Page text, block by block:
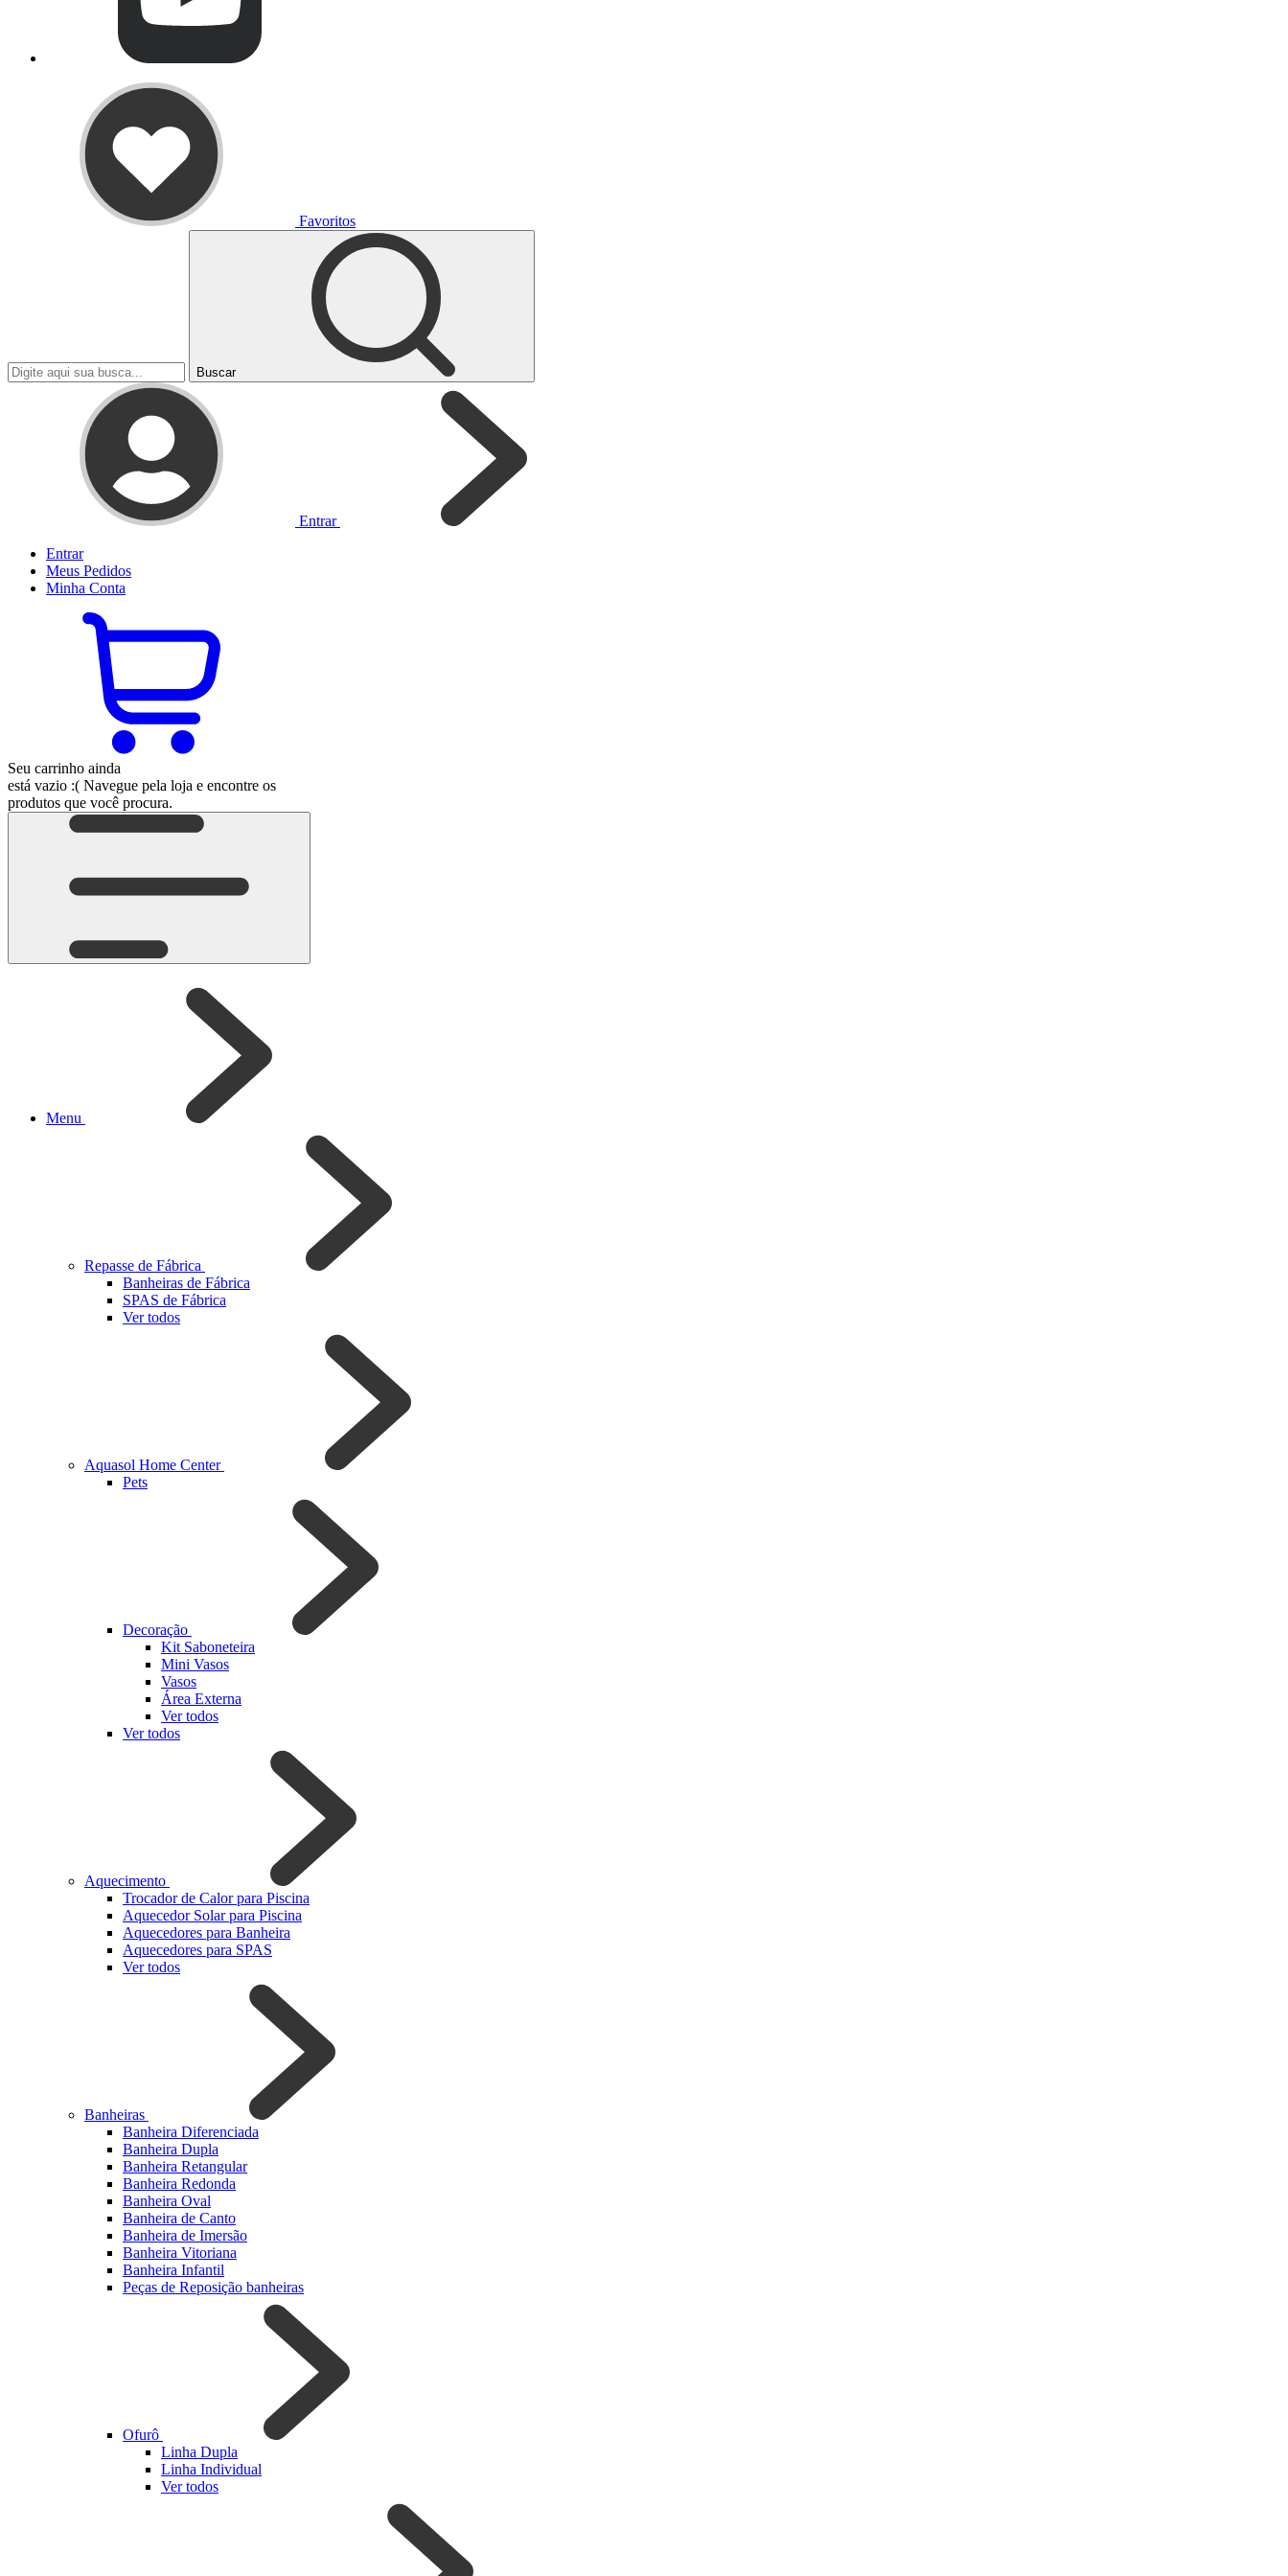
Favoritos
Buscar
Entrar
Entrar
Meus Pedidos
Minha Conta
Seu carrinho ainda
está vazio :( Navegue pela loja e encontre os
produtos que você procura.
Menu
Repasse de Fábrica
Banheiras de Fábrica
SPAS de Fábrica
Ver todos
Aquasol Home Center
Pets
Decoração
Kit Saboneteira
Mini Vasos
Vasos
Área Externa
Ver todos
Ver todos
Aquecimento
Trocador de Calor para Piscina
Aquecedor Solar para Piscina
Aquecedores para Banheira
Aquecedores para SPAS
Ver todos
Banheiras
Banheira Diferenciada
Banheira Dupla
Banheira Retangular
Banheira Redonda
Banheira Oval
Banheira de Canto
Banheira de Imersão
Banheira Vitoriana
Banheira Infantil
Peças de Reposição banheiras
Ofurô
Linha Dupla
Linha Individual
Ver todos